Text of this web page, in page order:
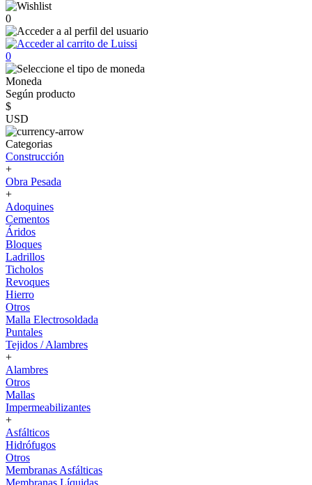
0
0
Moneda
Según producto
$
USD
Categorias
Construcción
+
Obra Pesada
+
Adoquines
Cementos
Áridos
Bloques
Ladrillos
Ticholos
Revoques
Hierro
Otros
Malla Electrosoldada
Puntales
Tejidos / Alambres
+
Alambres
Otros
Mallas
Impermeabilizantes
+
Asfálticos
Hidrófugos
Otros
Membranas Asfálticas
Membranas Líquidas